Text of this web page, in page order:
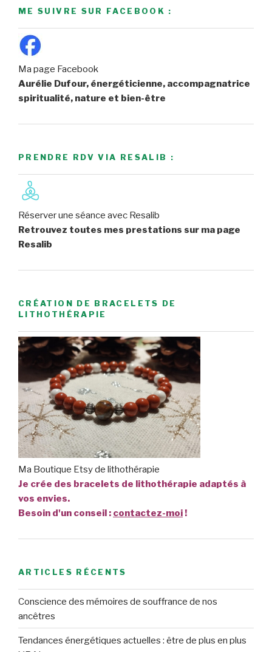
ME SUIVRE SUR FACEBOOK :
Ma page Facebook
Aurélie Dufour, énergéticienne, accompagnatrice
spiritualité, nature et bien-être
PRENDRE RDV VIA RESALIB :
Réserver une séance avec Resalib
Retrouvez toutes mes prestations sur ma page
Resalib
CRÉATION DE BRACELETS DE
LITHOTHÉRAPIE
Ma Boutique Etsy de lithothérapie
Je crée des bracelets de lithothérapie adaptés à
vos envies.
Besoin d'un conseil : contactez-moi!
ARTICLES RÉCENTS
Conscience des mémoires de souffrance de nos
ancêtres
Tendances énergétiques actuelles : être de plus en plus